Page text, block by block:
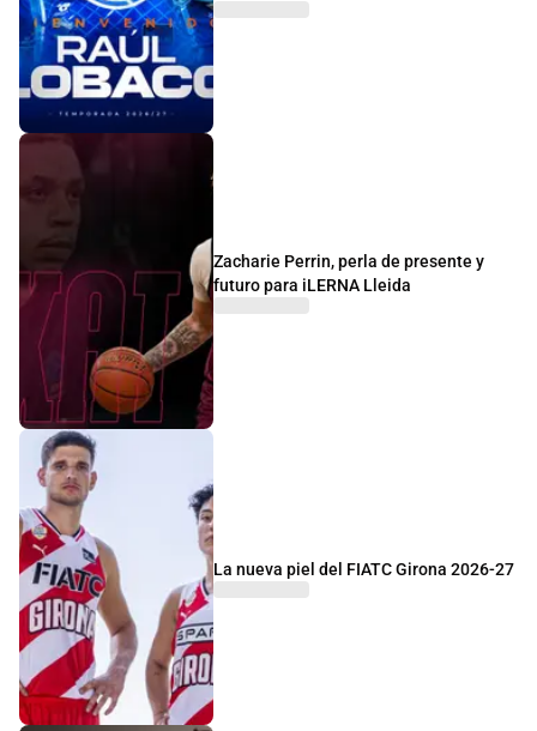
Zacharie Perrin, perla de presente y
futuro para iLERNA Lleida
La nueva piel del FIATC Girona 2026-27